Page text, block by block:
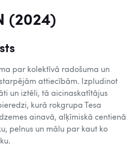
(2024)
par kolektīvā radošuma un
attiecībām. Izpludinot
un iztēli, tā aicinaskatītājus
kurā rokgrupa Tesa
ainavā, alķīmiskā centienā
pelnus un mālu par kaut ko